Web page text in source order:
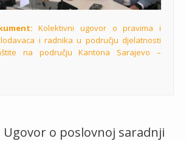
Kolektivni ugovor o pravima i
i radnika u području djelatnosti
na području Kantona Sarajevo –
Ugovor o poslovnoj saradnji